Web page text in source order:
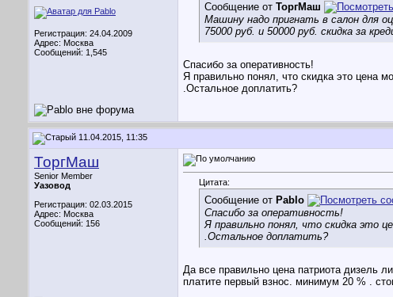
Регистрация: 24.04.2009
Адрес: Москва
Сообщений: 1,545
Сообщение от ТоргМаш
Машину надо пригнать в салон для
75000 руб. и 50000 руб. скидка за
Спасибо за оперативность!
Я правильно понял, что скидка это цена
.Остальное доплатить?
11.04.2015, 11:35
ТоргМаш
Senior Member
Уазовод
Регистрация: 02.03.2015
Адрес: Москва
Сообщений: 156
Цитата:
Сообщение от Pablo
Спасибо за оперативность!
Я правильно понял, что скидка это
.Остальное доплатить?
Да все правильно цена патриота дизель
платите первый взнос. минимум 20 % .